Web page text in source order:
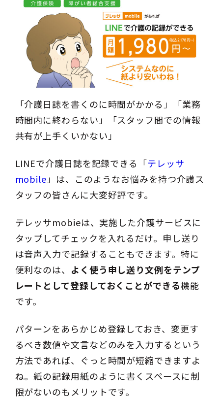
「介護日誌を書くのに時間がかかる」「業務
時間内に終わらない」「スタッフ間での情報
共有が上手くいかない」
LINEで介護日誌を記録できる「テレッサ
mobile」は、このようなお悩みを持つ介護ス
タッフの皆さんに大変好評です。
テレッサmobieは、実施した介護サービスに
タップしてチェックを入れるだけ。申し送り
は音声入力で記録することもできます。特に
便利なのは、 よく使う申し送り文例をテンプ
レートとして登録しておくことができる機能
です。
パターンをあらかじめ登録しておき、変更す
るべき数値や文言などのみを入力するという
方法であれば、ぐっと時間が短縮できますよ
ね。紙の記録用紙のように書くスペースに制
限がないのもメリットです。